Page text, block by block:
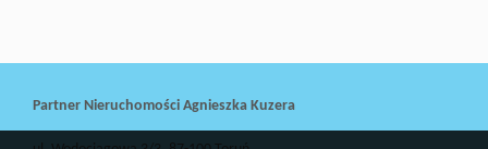
Partner Nieruchomości Agnieszka Kuzera